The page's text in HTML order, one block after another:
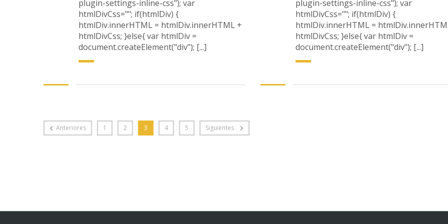
plugin-settings-inline-css"); var
htmlDivCss=""; if(htmlDiv) {
htmlDiv.innerHTML = htmlDiv.innerHTML +
htmlDivCss; }else{ var htmlDiv =
document.createElement("div"); [...]
plugin-settings-inline-css"); var
htmlDivCss=""; if(htmlDiv) {
htmlDiv.innerHTML =
htmlDivCss; }else{ var htmlDiv =
document.createElement("div"); [...]
Anteriores 1 2 3 4 5 Siguientes